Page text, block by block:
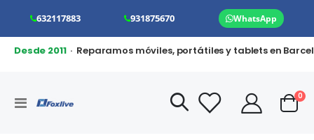
632117883 931875670 WhatsApp
Desde 2011· Reparamos móviles, portátiles y tablets en
Toggle
Cart
0